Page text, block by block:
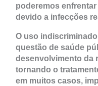
poderemos
devido a infecções
O uso
questão de saúde
desenvolvimento da
tornando o
em muitos casos,